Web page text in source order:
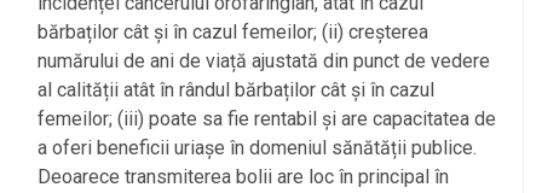
bărbaților cât și în cazul femeilor; (ii) creșterea
numărului de ani de viață ajustată din punct de vedere
al calității atât în rândul bărbaților cât și în cazul
femeilor; (iii) poate sa fie rentabil și are capacitatea de
a oferi beneficii uriașe în domeniul sănătății publice.
Deoarece transmiterea bolii are loc în principal în